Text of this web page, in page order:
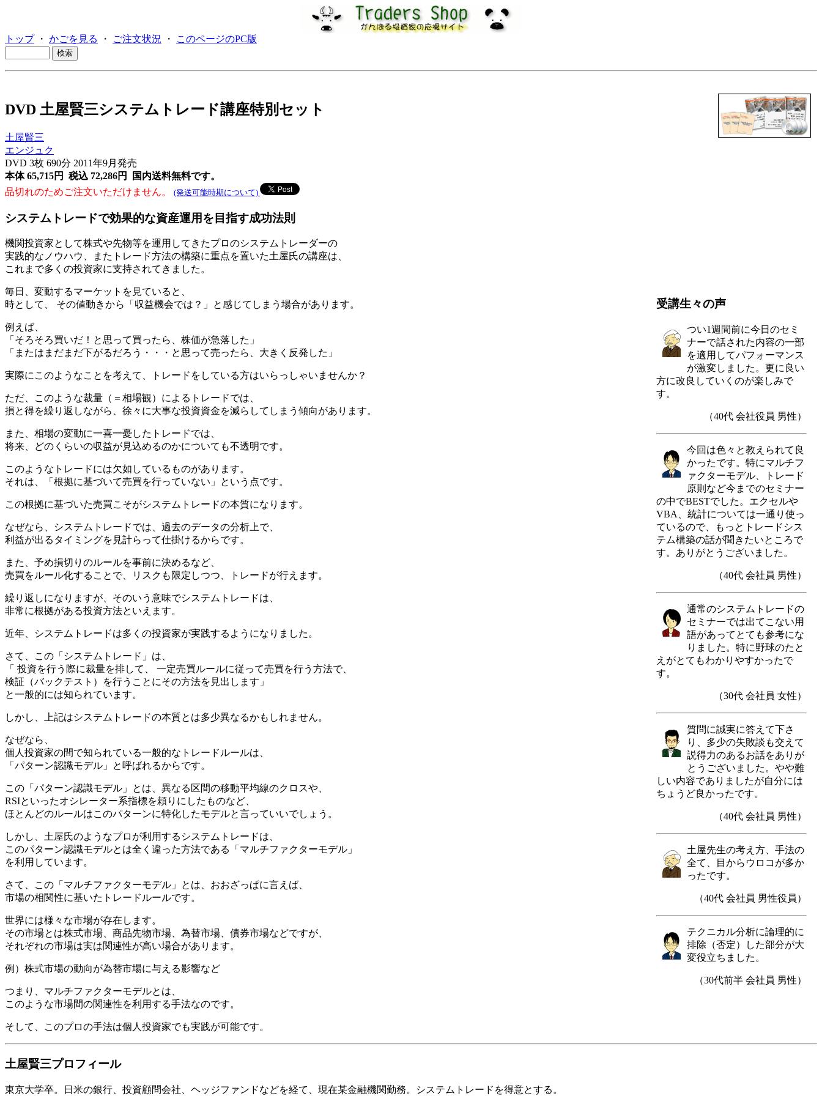
トップ・ かごを見る ・ ご注文状況 ・ このページのPC版
DVD 土屋賢三システムトレード講座特別セット
土屋賢三
エンジュク
DVD 3枚 690分 2011年9月発売
本体 65,715円 税込 72,286円
国内送料無料です。
品切れのためご注文いただけません。
(発送可能時期について)
システムトレードで効果的な資産運用を目指す成功法則
機関投資家として株式や先物等を運用してきたプロのシステムトレーダーの
実践的なノウハウ、またトレード方法の構築に重点を置いた土屋氏の講座は、
これまで多くの投資家に支持されてきました。
受講生々の声
つい1週間前に今日のセミ
ナーで話された内容の一部
を適用してパフォーマンス
が激変しました。更に良い
方に改良していくのが楽しみで
す。
（40代 会社役員 男性）
今回は色々と教えられて良
かったです。特にマルチフ
ァクターモデル、トレード
原則など今までのセミナー
の中でBESTでした。エクセルや
VBA、統計については一通り使っ
ているので、もっとトレードシス
テム構築の話が聞きたいところで
す。ありがとうございました。
（40代 会社員 男性）
通常のシステムトレードの
セミナーでは出てこない用
語があってとても参考にな
りました。特に野球のたと
えがとてもわかりやすかったで
す。
（30代 会社員 女性）
質問に誠実に答えて下さ
り、多少の失敗談も交えて
説得力のあるお話をありが
とうございました。やや難
しい内容でありましたが自分には
ちょうど良かったです。
（40代 会社員 男性）
土屋先生の考え方、手法の
全て、目からウロコが多か
ったです。
（40代 会社員 男性役員）
テクニカル分析に論理的に
排除（否定）した部分が大
変役立ちました。
（30代前半 会社員 男性）
毎日、変動するマーケットを見ていると、
時として、 その値動きから「収益機会では？」と感じてしまう場合があります。
例えば、
「そろそろ買いだ！と思って買ったら、株価が急落した」
「またはまだまだ下がるだろう・・・と思って売ったら、大きく反発した」
実際にこのようなことを考えて、トレードをしている方はいらっしゃいませんか？
ただ、このような裁量（＝相場観）によるトレードでは、
損と得を繰り返しながら、徐々に大事な投資資金を減らしてしまう傾向があります。
また、相場の変動に一喜一憂したトレードでは、
将来、どのくらいの収益が見込めるのかについても不透明です。
このようなトレードには欠如しているものがあります。
それは、「根拠に基づいて売買を行っていない」という点です。
この根拠に基づいた売買こそがシステムトレードの本質になります。
なぜなら、システムトレードでは、過去のデータの分析上で、
利益が出るタイミングを見計らって仕掛けるからです。
また、予め損切りのルールを事前に決めるなど、
売買をルール化することで、リスクも限定しつつ、トレードが行えます。
繰り返しになりますが、そのいう意味でシステムトレードは、
非常に根拠がある投資方法といえます。
近年、システムトレードは多くの投資家が実践するようになりました。
さて、この「システムトレード」は、
「 投資を行う際に裁量を排して、 一定売買ルールに従って売買を行う方法で、
検証（バックテスト）を行うことにその方法を見出します」
と一般的には知られています。
しかし、上記はシステムトレードの本質とは多少異なるかもしれません。
なぜなら、
個人投資家の間で知られている一般的なトレードルールは、
「パターン認識モデル」と呼ばれるからです。
この「パターン認識モデル」とは、異なる区間の移動平均線のクロスや、
RSIといったオシレーター系指標を頼りにしたものなど、
ほとんどのルールはこのパターンに特化したモデルと言っていいでしょう。
しかし、土屋氏のようなプロが利用するシステムトレードは、
このパターン認識モデルとは全く違った方法である「マルチファクターモデル」
を利用しています。
さて、この「マルチファクターモデル」とは、おおざっぱに言えば、
市場の相関性に基いたトレードルールです。
世界には様々な市場が存在します。
その市場とは株式市場、商品先物市場、為替市場、債券市場などですが、
それぞれの市場は実は関連性が高い場合があります。
例）株式市場の動向が為替市場に与える影響など
つまり、マルチファクターモデルとは、
このような市場間の関連性を利用する手法なのです。
そして、このプロの手法は個人投資家でも実践が可能です。
土屋賢三プロフィール
東京大学卒。日米の銀行、投資顧問会社、ヘッジファンドなどを経て、現在某金融機関勤務。システムトレードを得意とする。